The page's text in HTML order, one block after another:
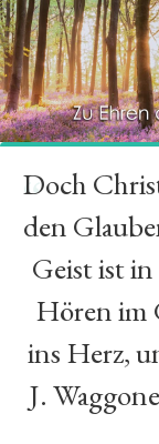
“
Doch
den
Geist ist
Hören im
ins Herz,
J.